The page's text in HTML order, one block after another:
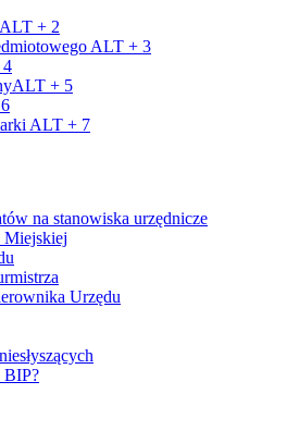
ALT + 2
ALT + 3
ALT + 5
ALT + 7
na stanowiska urzędnicze
Miejskiej
Urzędu
BIP?